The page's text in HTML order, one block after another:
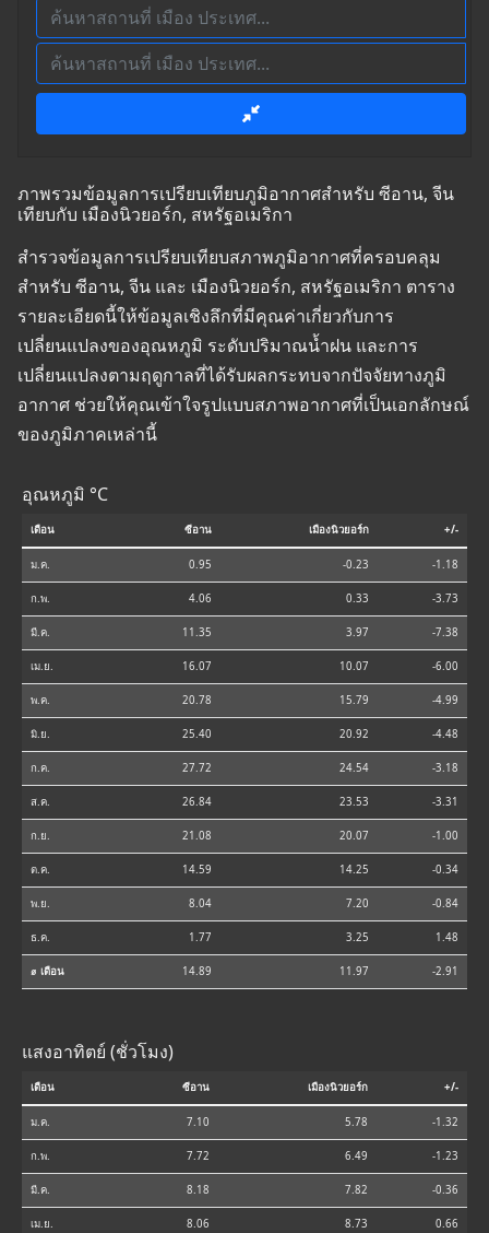
ภาพรวมข้อมูลการเปรียบเทียบภูมิอากาศสำหรับ ซีอาน, จีน
เทียบกับ เมืองนิวยอร์ก, สหรัฐอเมริกา
สำรวจข้อมูลการเปรียบเทียบสภาพภูมิอากาศที่ครอบคลุม
สำหรับ ซีอาน, จีน และ เมืองนิวยอร์ก, สหรัฐอเมริกา ตาราง
รายละเอียดนี้ให้ข้อมูลเชิงลึกที่มีคุณค่าเกี่ยวกับการ
เปลี่ยนแปลงของอุณหภูมิ ระดับปริมาณน้ำฝน และการ
เปลี่ยนแปลงตามฤดูกาลที่ได้รับผลกระทบจากปัจจัยทางภูมิ
อากาศ ช่วยให้คุณเข้าใจรูปแบบสภาพอากาศที่เป็นเอกลักษณ์
ของภูมิภาคเหล่านี้
อุณหภูมิ °C
เดือน ซีอาน เมืองนิวยอร์ก +/-
ม.ค. 0.95 -0.23 -1.18
ก.พ. 4.06 0.33 -3.73
มี.ค. 11.35 3.97 -7.38
เม.ย. 16.07 10.07 -6.00
พ.ค. 20.78 15.79 -4.99
มิ.ย. 25.40 20.92 -4.48
ก.ค. 27.72 24.54 -3.18
ส.ค. 26.84 23.53 -3.31
ก.ย. 21.08 20.07 -1.00
ต.ค. 14.59 14.25 -0.34
พ.ย. 8.04 7.20 -0.84
ธ.ค. 1.77 3.25 1.48
⌀ เดือน 14.89 11.97 -2.91
แสงอาทิตย์ (ชั่วโมง)
เดือน ซีอาน เมืองนิวยอร์ก +/-
ม.ค. 7.10 5.78 -1.32
ก.พ. 7.72 6.49 -1.23
มี.ค. 8.18 7.82 -0.36
เม.ย. 8.06 8.73 0.66